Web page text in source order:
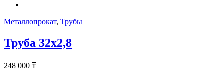
Металлопрокат, Трубы
Труба 32х2,8
248 000 ₸